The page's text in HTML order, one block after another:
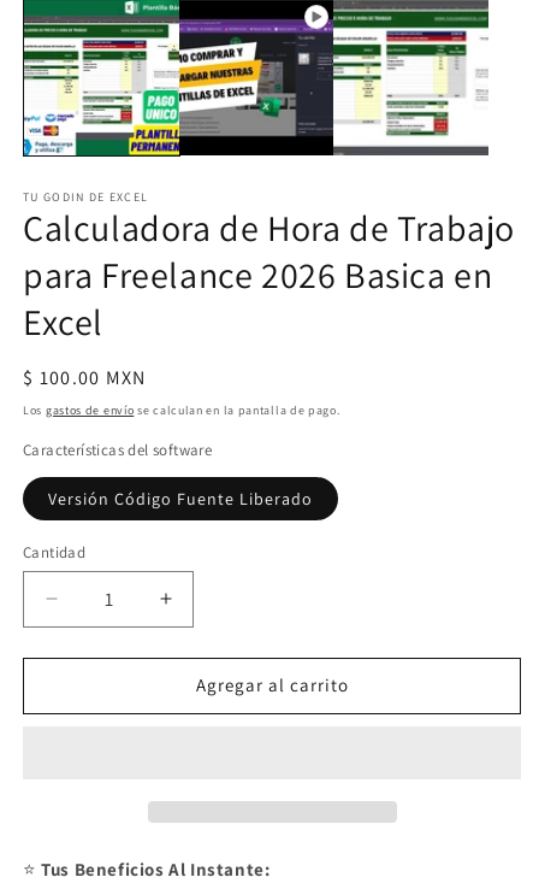
multimedia
1
en
una
ventana
modal
TU GODIN DE EXCEL
Calculadora de Hora de Trabajo
para Freelance 2026 Basica en
Excel
Precio
habitual
$ 100.00 MXN
Los gastos de envío se calculan en la pantalla de pago.
Características del software
Versión Código Fuente Liberado
Cantidad
Reducir
cantidad
para
de
2026
Aumentar
cantidad
para
Calculadora
de
2026
Agregar al carrito
⭐Tus Beneficios Al Instante: